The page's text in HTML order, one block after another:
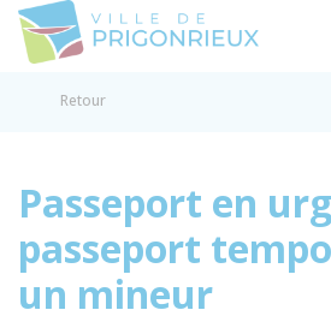
Retour
Passeport en
passeport
un mineur